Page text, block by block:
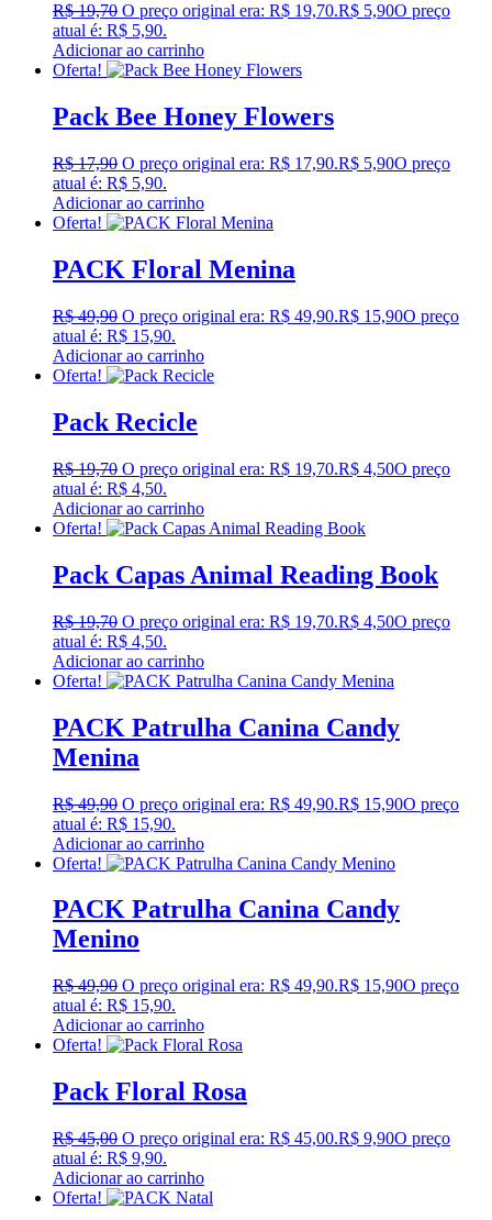
R$19,70 O preço original era: R$ 19,70.R$ 5,90O preço
atual é: R$ 5,90.
Adicionar ao carrinho
Oferta!
Pack Bee Honey Flowers
R$17,90 O preço original era: R$ 17,90.R$ 5,90O preço
atual é: R$ 5,90.
Adicionar ao carrinho
Oferta!
PACK Floral Menina
R$49,90 O preço original era: R$ 49,90.R$ 15,90O preço
atual é: R$ 15,90.
Adicionar ao carrinho
Oferta!
Pack Recicle
R$19,70 O preço original era: R$ 19,70.R$ 4,50O preço
atual é: R$ 4,50.
Adicionar ao carrinho
Oferta!
Pack Capas Animal Reading Book
R$19,70 O preço original era: R$ 19,70.R$ 4,50O preço
atual é: R$ 4,50.
Adicionar ao carrinho
Oferta!
PACK Patrulha Canina Candy
Menina
R$49,90 O preço original era: R$ 49,90.R$ 15,90O preço
atual é: R$ 15,90.
Adicionar ao carrinho
Oferta!
PACK Patrulha Canina Candy
Menino
R$49,90 O preço original era: R$ 49,90.R$ 15,90O preço
atual é: R$ 15,90.
Adicionar ao carrinho
Oferta!
Pack Floral Rosa
R$45,00 O preço original era: R$ 45,00.R$ 9,90O preço
atual é: R$ 9,90.
Adicionar ao carrinho
Oferta!